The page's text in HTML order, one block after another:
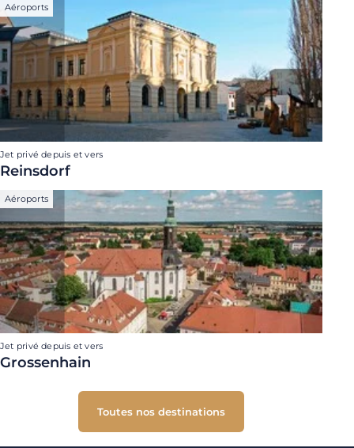
Aéroports
Jet privé depuis et vers
Reinsdorf
Aéroports
Jet privé depuis et vers
Grossenhain
Toutes nos destinations